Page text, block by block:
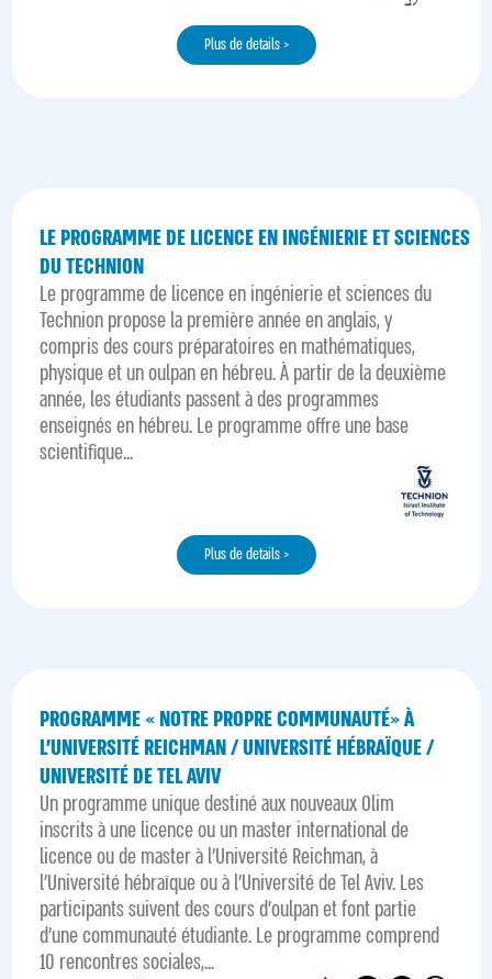
Plus de details >
LE PROGRAMME DE LICENCE EN INGÉNIERIE ET SCIENCES
DU TECHNION
Le programme de licence en ingénierie et sciences du
Technion propose la première année en anglais, y
compris des cours préparatoires en mathématiques,
physique et un oulpan en hébreu. À partir de la deuxième
année, les étudiants passent à des programmes
enseignés en hébreu. Le programme offre une base
scientifique...
Plus de details >
PROGRAMME « NOTRE PROPRE COMMUNAUTÉ» À
L’UNIVERSITÉ REICHMAN / UNIVERSITÉ HÉBRAÏQUE /
UNIVERSITÉ DE TEL AVIV
Un programme unique destiné aux nouveaux Olim
inscrits à une licence ou un master international de
licence ou de master à l'Université Reichman, à
l'Université hébraïque ou à l'Université de Tel Aviv. Les
participants suivent des cours d’oulpan et font partie
d'une communauté étudiante. Le programme comprend
10 rencontres sociales,...